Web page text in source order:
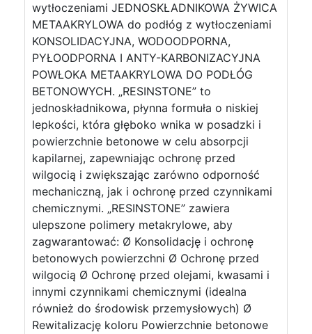
wytłoczeniami JEDNOSKŁADNIKOWA ŻYWICA
METAAKRYLOWA do podłóg z wytłoczeniami
KONSOLIDACYJNA, WODOODPORNA,
PYŁOODPORNA I ANTY-KARBONIZACYJNA
POWŁOKA METAAKRYLOWA DO PODŁÓG
BETONOWYCH. „RESINSTONE” to
jednoskładnikowa, płynna formuła o niskiej
lepkości, która głęboko wnika w posadzki i
powierzchnie betonowe w celu absorpcji
kapilarnej, zapewniając ochronę przed
wilgocią i zwiększając zarówno odporność
mechaniczną, jak i ochronę przed czynnikami
chemicznymi. „RESINSTONE” zawiera
ulepszone polimery metakrylowe, aby
zagwarantować: Ø Konsolidację i ochronę
betonowych powierzchni Ø Ochronę przed
wilgocią Ø Ochronę przed olejami, kwasami i
innymi czynnikami chemicznymi (idealna
również do środowisk przemysłowych) Ø
Rewitalizację koloru Powierzchnie betonowe